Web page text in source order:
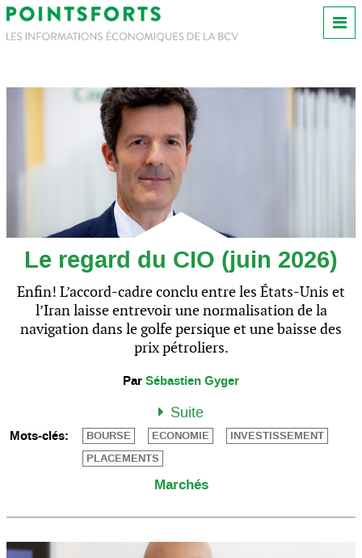
Le regard du CIO (juin 2026)
Enfin! L’accord-cadre conclu entre les États-Unis et
l’Iran laisse entrevoir une normalisation de la
navigation dans le golfe persique et une baisse des
prix pétroliers.
ParSébastien Gyger
Suite
Mots-clés: BOURSE ECONOMIE
INVESTISSEMENT
PLACEMENTS
Marchés